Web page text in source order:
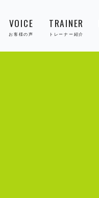
VOICE TRAINER